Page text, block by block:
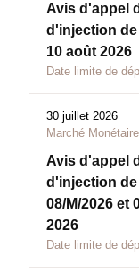
Avis d'appel
d'injection de
10 août 2026
Date limite de
30 juillet 2026
Marché Monétaire
Avis d'appel
d'injection de
08/M/2026 et
2026
Date limite de